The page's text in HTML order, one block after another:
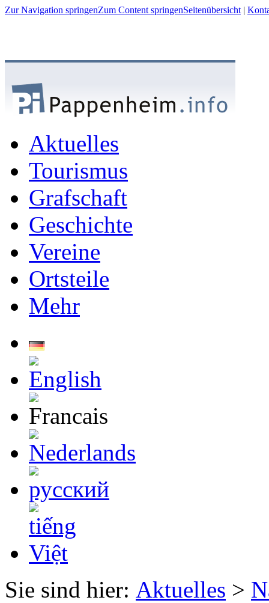
Zur Navigation springenZum Content springenSeitenübersicht |
Aktuelles
Tourismus
Grafschaft
Geschichte
Vereine
Ortsteile
Mehr
Sie sind hier: Aktuelles >